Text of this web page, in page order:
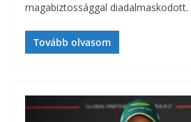
magabiztossággal diadalmaskodott.
Tovább olvasom